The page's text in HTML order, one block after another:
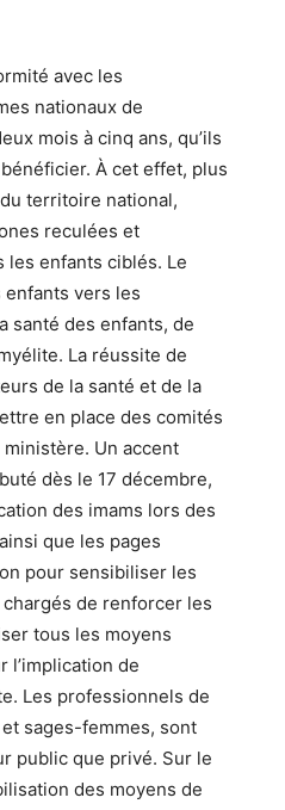
avec les
nationaux de
mois à cinq ans, qu’ils
À cet effet, plus
territoire national,
reculées et
enfants ciblés. Le
enfants vers les
santé des enfants, de
La réussite de
de la santé et de la
en place des comités
Un accent
dès le 17 décembre,
des imams lors des
que les pages
pour sensibiliser les
de renforcer les
tous les moyens
l’implication de
Les professionnels de
sages-femmes, sont
public que privé. Sur le
des moyens de